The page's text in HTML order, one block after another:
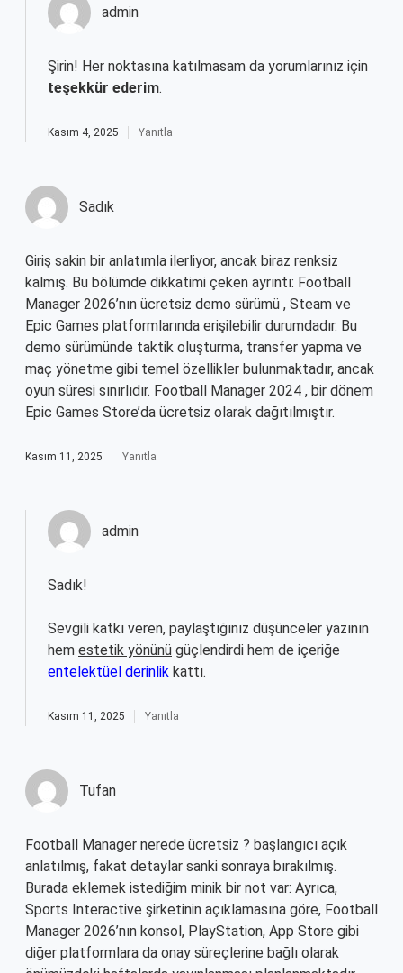
admin
Şirin! Her noktasına katılmasam da yorumlarınız için
teşekkür ederim.
Kasım 4, 2025 Yanıtla
Sadık
Giriş sakin bir anlatımla ilerliyor, ancak biraz renksiz
kalmış. Bu bölümde dikkatimi çeken ayrıntı: Football
Manager 2026’nın ücretsiz demo sürümü , Steam ve
Epic Games platformlarında erişilebilir durumdadır. Bu
demo sürümünde taktik oluşturma, transfer yapma ve
maç yönetme gibi temel özellikler bulunmaktadır, ancak
oyun süresi sınırlıdır. Football Manager 2024 , bir dönem
Epic Games Store’da ücretsiz olarak dağıtılmıştır.
Kasım 11, 2025 Yanıtla
admin
Sadık!
Sevgili katkı veren, paylaştığınız düşünceler yazının
hem estetik yönünü güçlendirdi hem de içeriğe
entelektüel derinlik kattı.
Kasım 11, 2025 Yanıtla
Tufan
Football Manager nerede ücretsiz ? başlangıcı açık
anlatılmış, fakat detaylar sanki sonraya bırakılmış.
Burada eklemek istediğim minik bir not var: Ayrıca,
Sports Interactive şirketinin açıklamasına göre, Football
Manager 2026’nın konsol, PlayStation, App Store gibi
diğer platformlara da onay süreçlerine bağlı olarak